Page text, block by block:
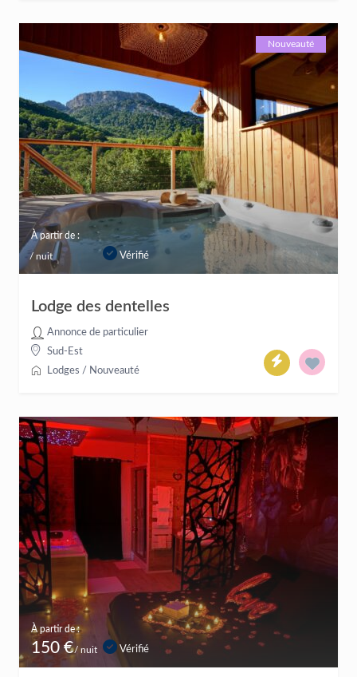
À partir de :
/ nuit
Nouveauté
Vérifié
Lodge des dentelles
Annonce de particulier
Sud-Est
Lodges / Nouveauté
À partir de :
150 €/ nuit Vérifié